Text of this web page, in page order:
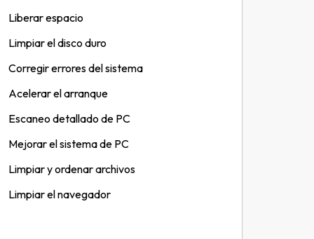
Liberar espacio
Limpiar el disco duro
Corregir errores del sistema
Acelerar el arranque
Escaneo detallado de PC
Mejorar el sistema de PC
Limpiar y ordenar archivos
Limpiar el navegador